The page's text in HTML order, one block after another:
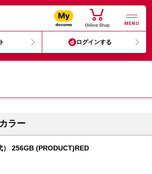
MENU
ログインする
ラー
256GB (PRODUCT)RED